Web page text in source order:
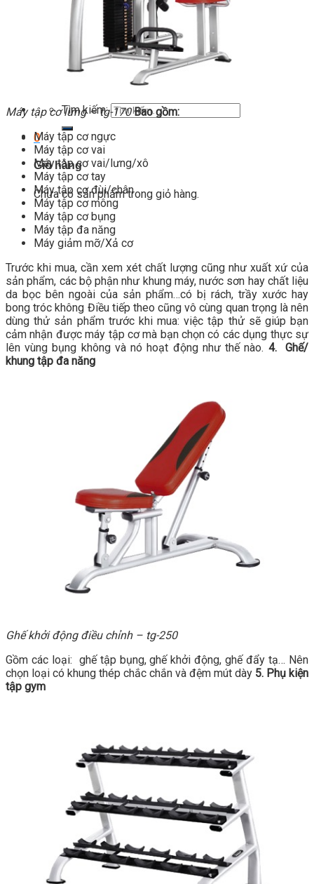
Tìm kiếm:
Chưa có sản phẩm trong giỏ hàng.
Tìm kiếm:
0
Giỏ hàng
Chưa có sản phẩm trong giỏ hàng.
Máy tập cơ lưng – tg-170 Bao gồm:
Máy tập cơ ngực
Máy tập cơ vai
Máy tập cơ vai/lưng/xô
Máy tập cơ tay
Máy tập cơ đùi/chân
Máy tập cơ mông
Máy tập cơ bụng
Máy tập đa năng
Máy giảm mỡ/Xả cơ
Trước khi mua, cần xem xét chất lượng cũng như xuất xứ của
sản phẩm, các bộ phận như khung máy, nước sơn hay chất liệu
da bọc bên ngoài của sản phẩm…có bị rách, trầy xước hay
bong tróc không Điều tiếp theo cũng vô cùng quan trọng là nên
dùng thử sản phẩm trước khi mua: việc tập thử sẽ giúp bạn
cảm nhận được máy tập cơ mà bạn chọn có các dụng thực sự
lên vùng bụng không và nó hoạt động như thế nào. 4. Ghế/
khung tập đa năng
Ghế khởi động điều chỉnh – tg-250
Gồm các loại: ghế tập bụng, ghế khởi động, ghế đẩy tạ… Nên
chọn loại có khung thép chắc chắn và đệm mút dày 5. Phụ kiện
tập gym